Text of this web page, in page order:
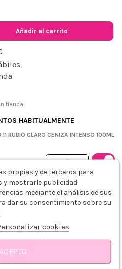
Añadir al carrito
tienda
HABITUALMENTE
RUBIO CLARO CENIZA INTENSO 100ML
+
20VOL. 6% 1000ML
DESECHABLE AZUL 5UDS
propias y de terceros para
y mostrarle publicidad
mediante el análisis de sus
dar su consentimiento sobre su
cookies
ACEPTO